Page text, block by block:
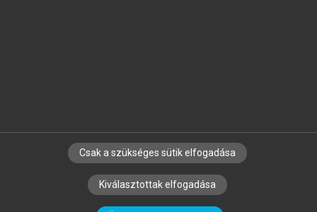
SZERZŐKNEK CÉGEKNEK KÖNYVTÁROSOKNAK
SZERKESZTÉSI ÉS LEKTORÁLÁSI ALAPELVEK
Csak a szükséges sütik elfogadása
Kiválasztottak elfogadása